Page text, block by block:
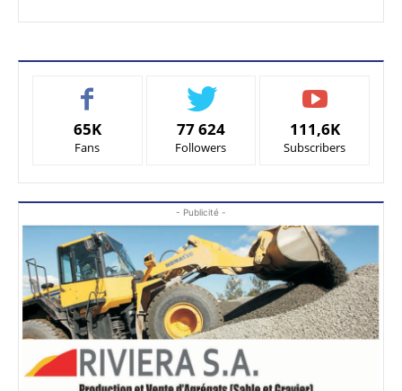
65K
Fans
77 624
Followers
111,6K
Subscribers
- Publicité -